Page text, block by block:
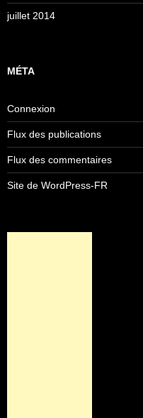
juillet 2014
MÉTA
Connexion
Flux des publications
Flux des commentaires
Site de WordPress-FR